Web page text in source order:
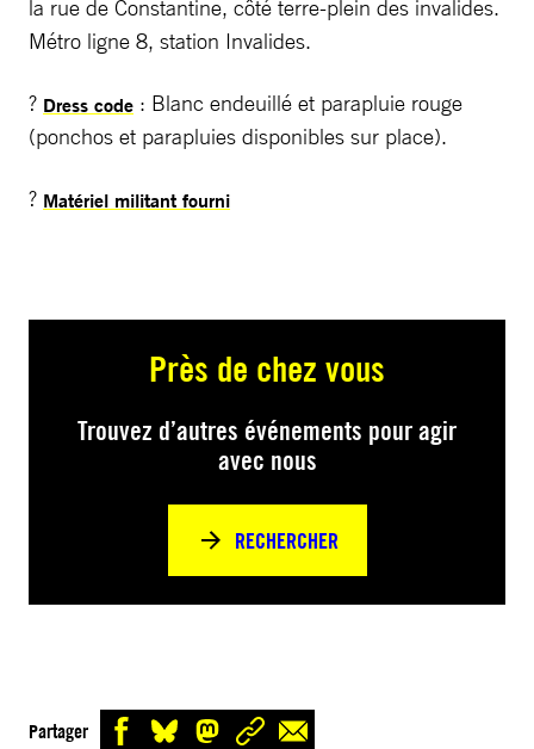
la rue de Constantine, côté terre-plein des invalides.
Métro ligne 8, station Invalides.
? Dress code : Blanc endeuillé et parapluie rouge
(ponchos et parapluies disponibles sur place).
? Matériel militant fourni
Près de chez vous
Trouvez d’autres événements pour agir
avec nous
RECHERCHER
Partager